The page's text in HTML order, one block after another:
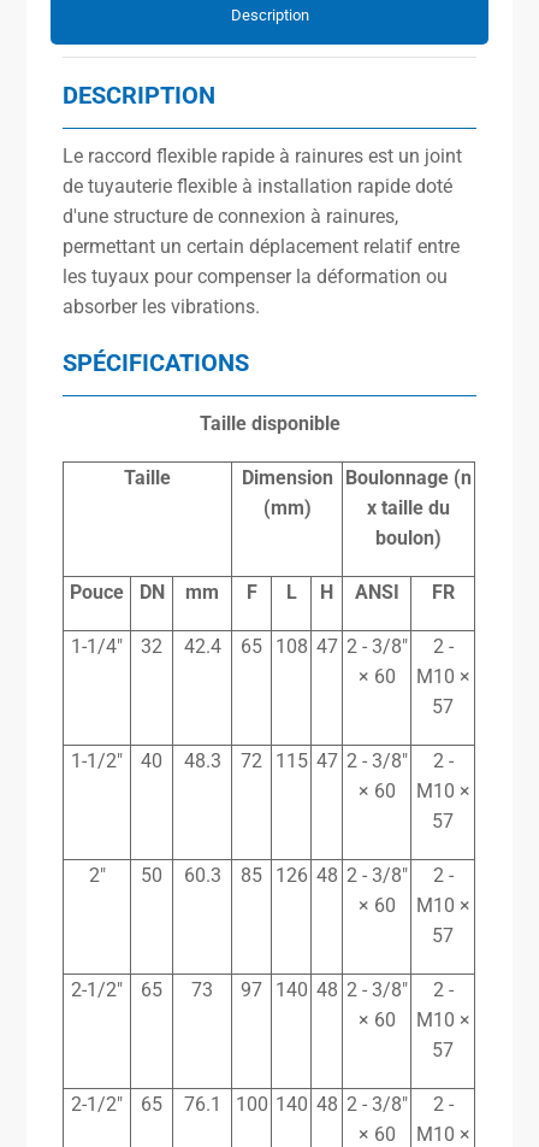
Description
DESCRIPTION
Le raccord flexible rapide à rainures est un joint
de tuyauterie flexible à installation rapide doté
d'une structure de connexion à rainures,
permettant un certain déplacement relatif entre
les tuyaux pour compenser la déformation ou
absorber les vibrations.
SPÉCIFICATIONS
Taille disponible
Taille
Dimension
(mm)
Boulonnage (n
x taille du
boulon)
Pouce DN mm F L H ANSI FR
1-1/4″ 32 42.4 65 108 47 2 - 3/8″
× 60
2 -
M10 ×
57
1-1/2″ 40 48.3 72 115 47 2 - 3/8″
× 60
2 -
M10 ×
57
2″ 50 60.3 85 126 48 2 - 3/8″
× 60
2 -
M10 ×
57
2-1/2″ 65 73 97 140 48 2 - 3/8″
× 60
2 -
M10 ×
57
2-1/2″ 65 76.1 100 140 48 2 - 3/8″
× 60
2 -
M10 ×